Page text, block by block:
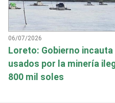
06/07/2026
Loreto: Gobierno incauta
usados por la minería
800 mil soles